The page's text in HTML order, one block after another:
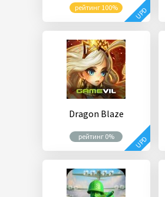
рейтинг 100% UPD
Dragon Blaze
рейтинг 0% UPD